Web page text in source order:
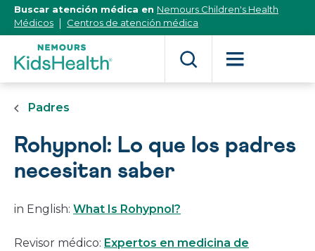
[Skip
Content]
Buscar atención médica en Nemours Children's Health
Médicos
Centros de atención médica
Padres
Rohypnol: Lo que los padres
necesitan saber
in English: What Is Rohypnol?
Revisor médico: Expertos en medicina de